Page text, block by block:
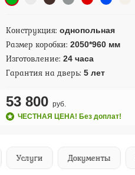
Конструкция: однопольная
Размер коробки: 2050*960 мм
Изготовление: 24 часа
Гарантия на дверь: 5 лет
53 800 руб.
ЧЕСТНАЯ ЦЕНА! Без доплат!
Услуги Документы